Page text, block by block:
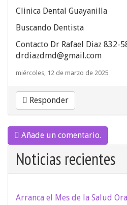
Clinica Dental Guayanilla
Buscando Dentista
Contacto Dr Rafael Diaz 832-
drdiazdmd@gmail.com
miércoles, 12 de marzo de 2025
Responder
Añade un comentario.
Noticias recientes
Arranca el Mes de la Salud